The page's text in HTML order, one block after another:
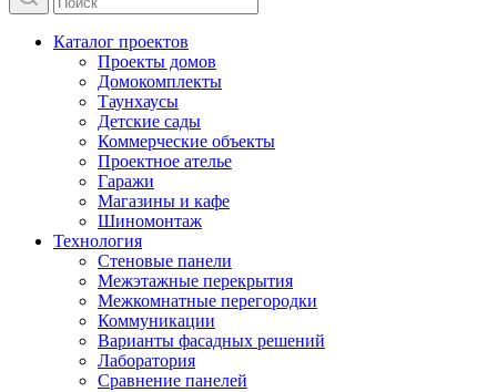
Каталог проектов
Проекты домов
Домокомплекты
Таунхаусы
Детские сады
Коммерческие объекты
Проектное ателье
Гаражи
Магазины и кафе
Шиномонтаж
Технология
Стеновые панели
Межэтажные перекрытия
Межкомнатные перегородки
Коммуникации
Варианты фасадных решений
Лаборатория
Сравнение панелей